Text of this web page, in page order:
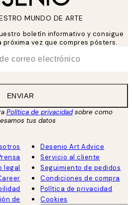
MUNDO DE ARTE
boletín informativo y consigue
próxima vez que compres pósters.
ENVIAR
Política de privacidadsobre como
tus datos
legal
de
Desenio Art Advice
Servicio al cliente
Seguimiento de pedidos
Condiciones de compra
Política de privacidad
Cookies